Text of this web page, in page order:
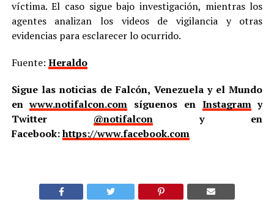
víctima. El caso sigue bajo investigación, mientras los
agentes analizan los videos de vigilancia y otras
evidencias para esclarecer lo ocurrido.
Fuente: Heraldo
Sigue las noticias de Falcón, Venezuela y el Mundo
enwww.notifalcon.com síguenos en Instagramy
Twitter @notifalcony en
Facebook:https://www.facebook.com